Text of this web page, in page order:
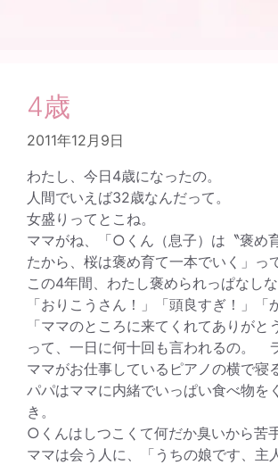
4歳
2011年12月9日
わたし、今日4歳になったの。
人間でいえば32歳なんだって。
女盛りってとこね。
ママがね、「○くん（息子）は〝褒め
たから、桜は褒め育て一本でいく」っ
この4年間、わたし褒められっぱなしな
「おりこうさん！」「頭良すぎ！」「
「ママのところに来てくれてありがと
って、一日に何十回も言われるの。
ママがお仕事しているピアノの横で寝
パパはママに内緒でいっぱい食べ物を
き。
○くんはしつこくて何だか臭いから苦手
ママは会う人に、「うちの娘です、主